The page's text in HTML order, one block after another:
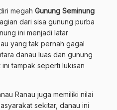
megah Gunung Seminung
dari sisa gunung purba
ini menjadi latar
yang tak pernah gagal
danau luas dan gunung
tampak seperti lukisan
Ranau juga memiliki nilai
sekitar, danau ini